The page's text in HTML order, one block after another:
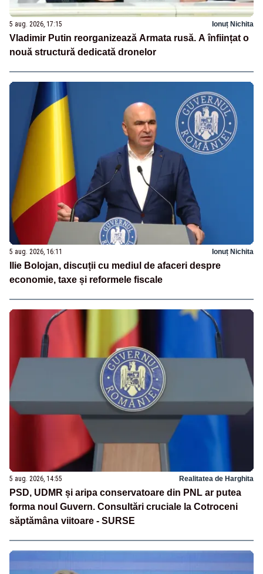
5 aug. 2026, 17:15 Ionuț Nichita
Vladimir Putin reorganizează Armata rusă. A înființat o
nouă structură dedicată dronelor
5 aug. 2026, 16:11 Ionuț Nichita
Ilie Bolojan, discuții cu mediul de afaceri despre
economie, taxe și reformele fiscale
5 aug. 2026, 14:55 Realitatea de Harghita
PSD, UDMR și aripa conservatoare din PNL ar putea
forma noul Guvern. Consultări cruciale la Cotroceni
săptămâna viitoare - SURSE